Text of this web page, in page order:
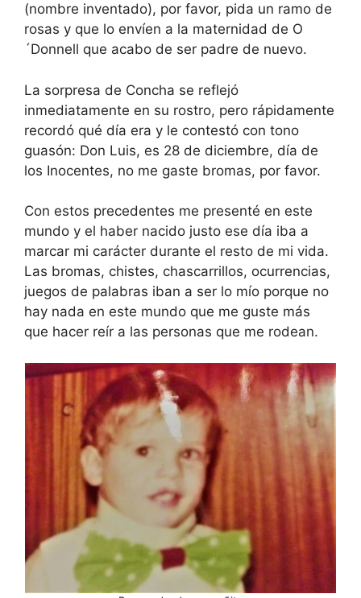
(nombre inventado), por favor, pida un ramo de
rosas y que lo envíen a la maternidad de O
´Donnell que acabo de ser padre de nuevo.
La sorpresa de Concha se reflejó
inmediatamente en su rostro, pero rápidamente
recordó qué día era y le contestó con tono
guasón: Don Luis, es 28 de diciembre, día de
los Inocentes, no me gaste bromas, por favor.
Con estos precedentes me presenté en este
mundo y el haber nacido justo ese día iba a
marcar mi carácter durante el resto de mi vida.
Las bromas, chistes, chascarrillos, ocurrencias,
juegos de palabras iban a ser lo mío porque no
hay nada en este mundo que me guste más
que hacer reír a las personas que me rodean.